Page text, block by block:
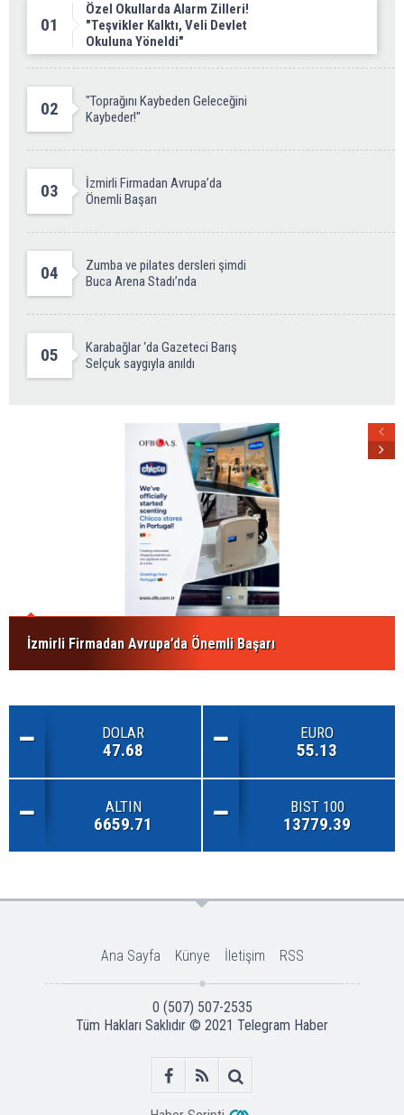
01
Özel Okullarda Alarm Zilleri!
"Teşvikler Kalktı, Veli Devlet
Okuluna Yöneldi"
02
"Toprağını Kaybeden Geleceğini
Kaybeder!"
03
İzmirli Firmadan Avrupa’da
Önemli Başarı
04
Zumba ve pilates dersleri şimdi
Buca Arena Stadı’nda
05
Karabağlar ‘da Gazeteci Barış
Selçuk saygıyla anıldı
İzmirli Firmadan Avrupa’da Önemli Başarı
DOLAR
47.68
EURO
55.13
ALTIN
6659.71
BIST 100
13779.39
Ana Sayfa Künye İletişim RSS
0 (507) 507-2535
Tüm Hakları Saklıdır © 2021 Telegram Haber